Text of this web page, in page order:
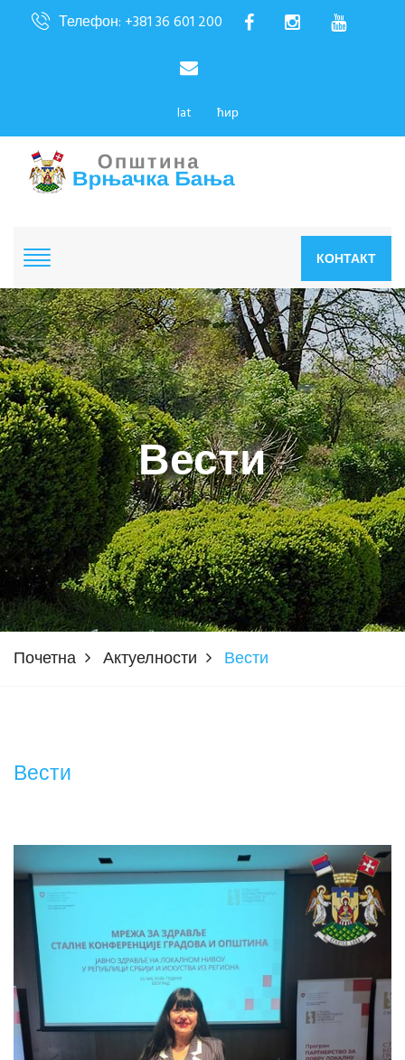
Телефон: +381 36 601 200
lat ћир
КОНТАКТ
Вести
Почетна Актуелности Вести
Вести